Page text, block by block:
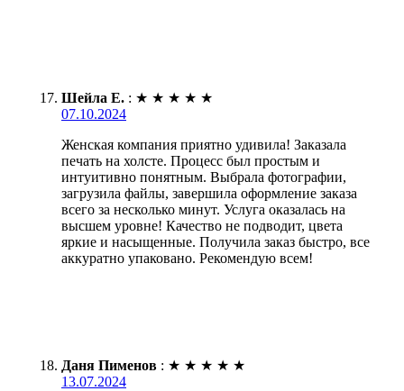
Шейла Е. : ★ ★ ★ ★ ★
07.10.2024
Женская компания приятно удивила! Заказала
печать на холсте. Процесс был простым и
интуитивно понятным. Выбрала фотографии,
загрузила файлы, завершила оформление заказа
всего за несколько минут. Услуга оказалась на
высшем уровне! Качество не подводит, цвета
яркие и насыщенные. Получила заказ быстро, все
аккуратно упаковано. Рекомендую всем!
Даня Пименов : ★ ★ ★ ★ ★
13.07.2024